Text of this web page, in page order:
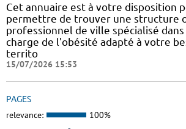
Cet annuaire est à votre disposition
permettre de trouver une structure
professionnel de ville spécialisé
charge de l'obésité adapté à votre
territo
15/07/2026 15:53
PAGES
relevance: 100%